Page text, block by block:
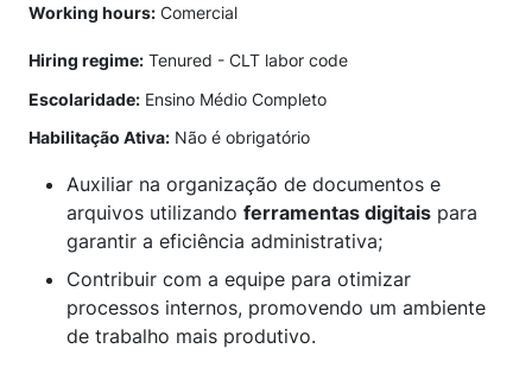
Working hours: Comercial
Hiring regime: Tenured - CLT labor code
Escolaridade: Ensino Médio Completo
Habilitação Ativa: Não é obrigatório
Auxiliar na organização de documentos e
arquivos utilizando ferramentas digitais para
garantir a eficiência administrativa;
Contribuir com a equipe para otimizar
processos internos, promovendo um ambiente
de trabalho mais produtivo.